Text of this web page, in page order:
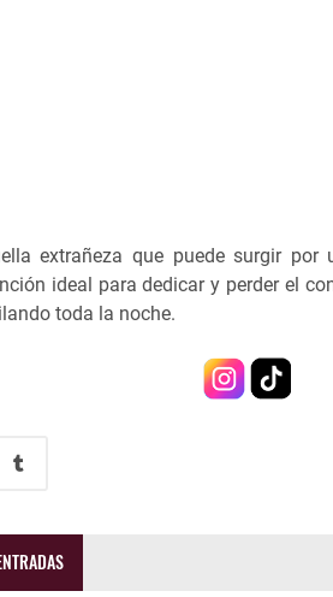
extrañeza que puede surgir
ideal para dedicar y perder el
toda la noche.